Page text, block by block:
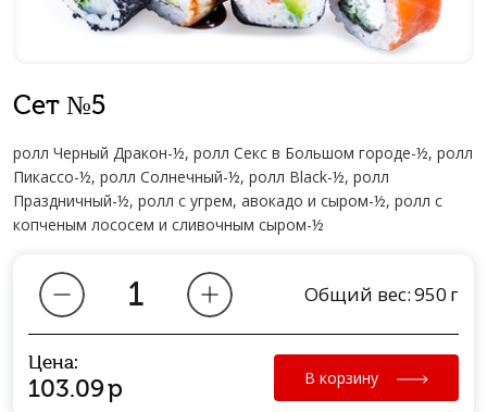
Сет №5
ролл Черный Дракон-½, ролл Секс в Большом городе-½, ролл
Пикассо-½, ролл Солнечный-½, ролл Black-½, ролл
Праздничный-½, ролл с угрем, авокадо и сыром-½, ролл с
копченым лососем и сливочным сыром-½
Общий вес:950 г
Цена:
103.09р В корзину